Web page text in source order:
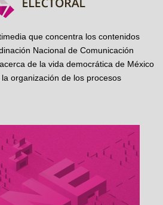
que concentra los contenidos
Nacional de Comunicación
de la vida democrática de México
organización de los procesos